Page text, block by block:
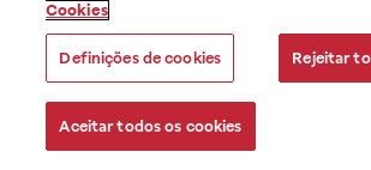
Cookies
Definições de cookies Rejeitar
Aceitar todos os cookies